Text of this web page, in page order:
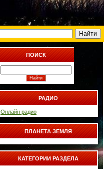
ПОИСК
РАДИО
Онлайн радио
ПЛАНЕТА ЗЕМЛЯ
КАТЕГОРИИ РАЗДЕЛА